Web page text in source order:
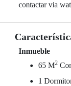
contactar via
Inmueble
65 M2
1